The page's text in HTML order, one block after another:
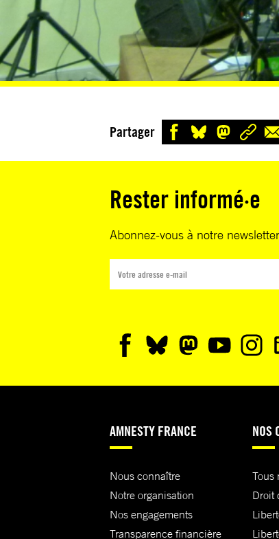
Partager
Rester informé·e
Abonnez-vous à notre
AMNESTY FRANCE
Nous connaître
Notre organisation
Nos engagements
Transparence financière
NOS
Tous
Droit